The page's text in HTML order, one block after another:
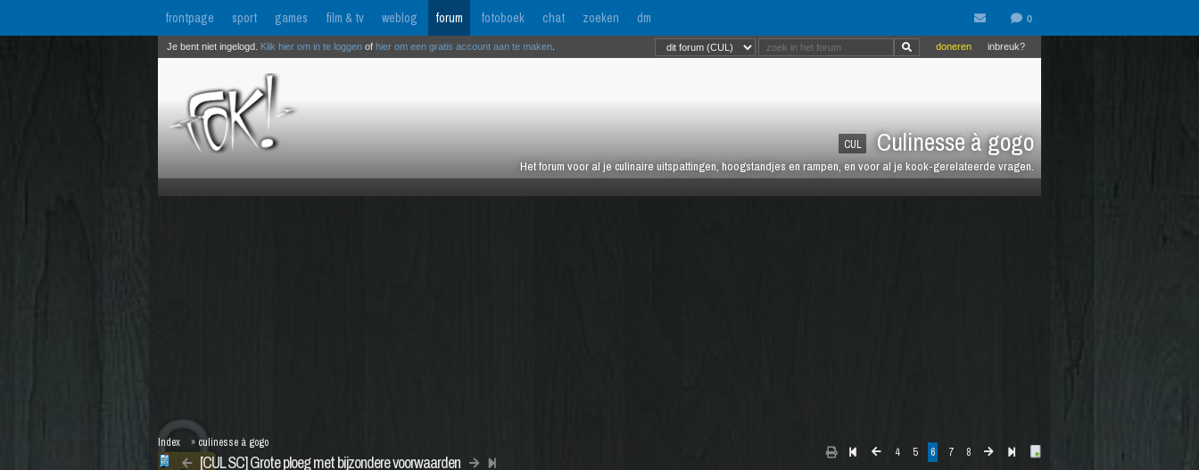
frontpage sport games film & tv weblog forum fotoboek chat zoeken dm
CUL Culinesse à gogo
Het forum voor al je culinaire uitspattingen, hoogstandjes en rampen, en voor al je kook-gerelateerde vragen.
inbreuk?
doneren
Je bent niet ingelogd. Klik hier om in te loggen of hier om een gratis account aan te maken
4 5 6 7 8
[CUL SC] Grote ploeg met bijzondere voorwaarden
Index » culinesse à gogo